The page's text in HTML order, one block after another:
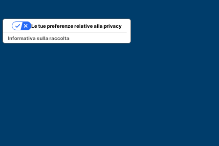
Informativa sulla raccolta
Le tue preferenze relative alla privacy